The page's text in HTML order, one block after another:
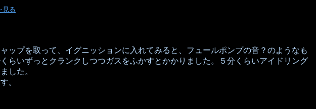
見る
プを取って、イグニッションに入れてみると、フュールポンプの音？のようなも
いずっとクランクしつつガスをふかすとかかりました。５分くらいアイドリング
した。
。